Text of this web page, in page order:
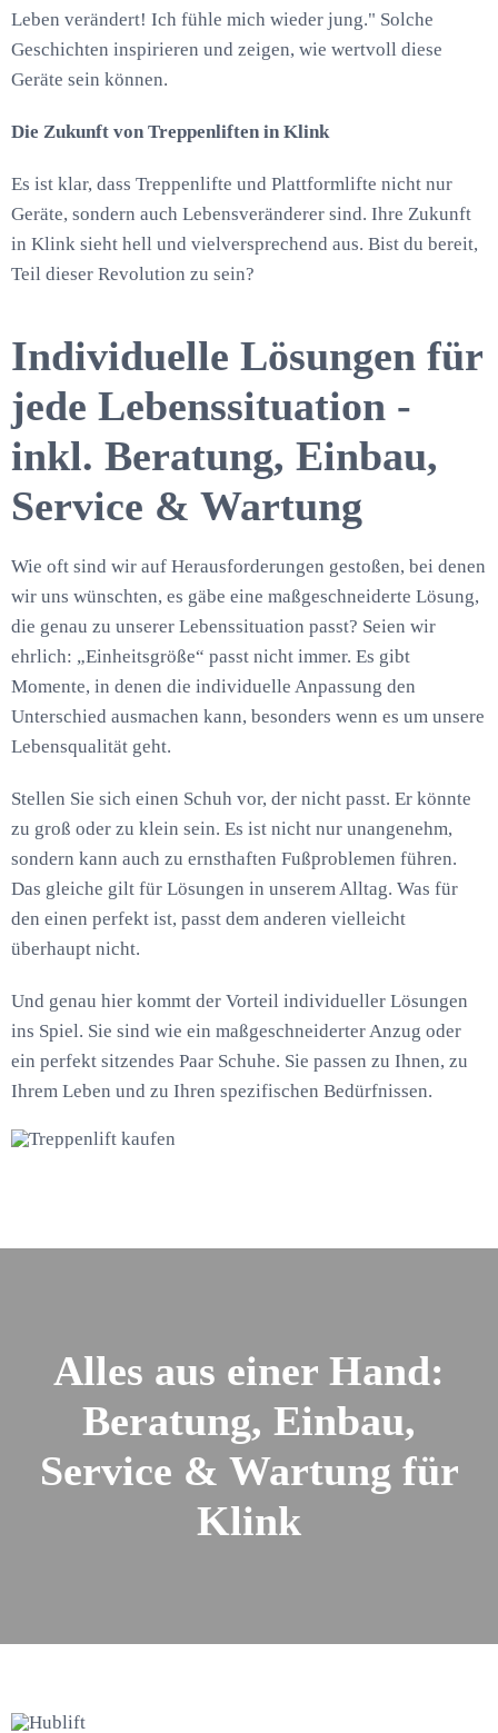
Leben verändert! Ich fühle mich wieder jung." Solche
Geschichten inspirieren und zeigen, wie wertvoll diese
Geräte sein können.
Die Zukunft von Treppenliften in Klink
Es ist klar, dass Treppenlifte und Plattformlifte nicht nur
Geräte, sondern auch Lebensveränderer sind. Ihre Zukunft
in Klink sieht hell und vielversprechend aus. Bist du bereit,
Teil dieser Revolution zu sein?
Individuelle Lösungen für
jede Lebenssituation -
inkl. Beratung, Einbau,
Service & Wartung
Wie oft sind wir auf Herausforderungen gestoßen, bei denen
wir uns wünschten, es gäbe eine maßgeschneiderte Lösung,
die genau zu unserer Lebenssituation passt? Seien wir
ehrlich: „Einheitsgröße“ passt nicht immer. Es gibt
Momente, in denen die individuelle Anpassung den
Unterschied ausmachen kann, besonders wenn es um unsere
Lebensqualität geht.
Stellen Sie sich einen Schuh vor, der nicht passt. Er könnte
zu groß oder zu klein sein. Es ist nicht nur unangenehm,
sondern kann auch zu ernsthaften Fußproblemen führen.
Das gleiche gilt für Lösungen in unserem Alltag. Was für
den einen perfekt ist, passt dem anderen vielleicht
überhaupt nicht.
Und genau hier kommt der Vorteil individueller Lösungen
ins Spiel. Sie sind wie ein maßgeschneiderter Anzug oder
ein perfekt sitzendes Paar Schuhe. Sie passen zu Ihnen, zu
Ihrem Leben und zu Ihren spezifischen Bedürfnissen.
Alles aus einer Hand:
Beratung, Einbau,
Service & Wartung für
Klink